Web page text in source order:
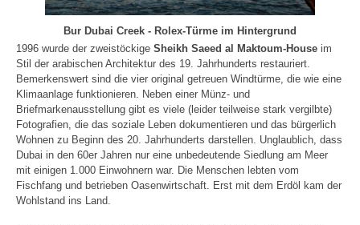
Bur Dubai Creek - Rolex-Türme im Hintergrund
1996 wurde der zweistöckige Sheikh Saeed al Maktoum-House im
Stil der arabischen Architektur des 19. Jahrhunderts restauriert.
Bemerkenswert sind die vier original getreuen Windtürme, die wie eine
Klimaanlage funktionieren. Neben einer Münz- und
Briefmarkenausstellung gibt es viele (leider teilweise stark vergilbte)
Fotografien, die das soziale Leben dokumentieren und das bürgerlich
Wohnen zu Beginn des 20. Jahrhunderts darstellen. Unglaublich, dass
Dubai in den 60er Jahren nur eine unbedeutende Siedlung am Meer
mit einigen 1.000 Einwohnern war. Die Menschen lebten vom
Fischfang und betrieben Oasenwirtschaft. Erst mit dem Erdöl kam der
Wohlstand ins Land.